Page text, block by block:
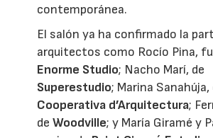
contemporánea.
El salón ya ha confirmado la
arquitectos como Rocío Pina,
Enorme Studio; Nacho Marí, de
Superestudio; Marina
Cooperativa d’Arquitectura;
deWoodville; y María Giramé y